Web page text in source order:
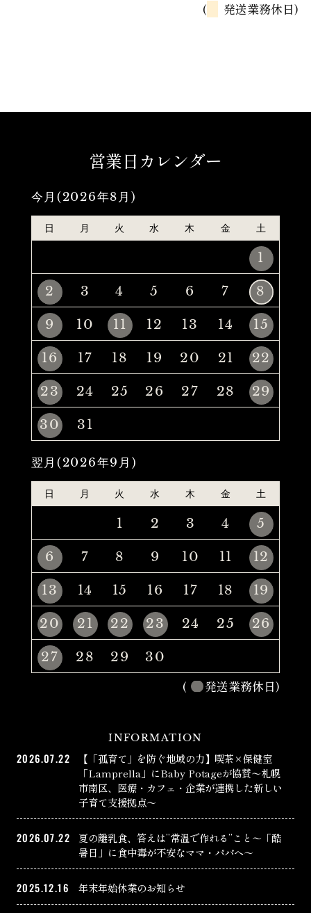
( 発送業務休日)
営業日カレンダー
今月(2026年8月)
日 月 火 水 木 金 土
1
2
3 4 5 6 7
8
9
10 11 12 13 14
15
16
17 18 19 20 21
22
23
24 25 26 27 28
29
30
31
翌月(2026年9月)
日 月 火 水 木 金 土
1 2 3 4
5
6
7 8 9 10 11
12
13
14 15 16 17 18
19
20
21 22 23 24 25
26
27
28 29
30
(
発送業務休日)
INFORMATION
2026.07.22
【「孤育て」を防ぐ地域の力】喫茶×保健室
「Lamprella」にBaby Potageが協賛〜札幌
市南区、医療・カフェ・企業が連携した新しい
子育て支援拠点〜
2026.07.22
夏の離乳食、答えは”常温で作れる”こと〜「酷
暑日」に食中毒が不安なママ・パパへ〜
2025.12.16 年末年始休業のお知らせ